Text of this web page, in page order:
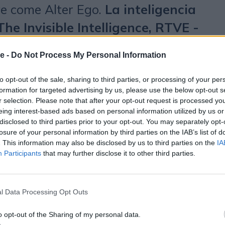
- Do Not Process My Personal Information
opt-out of the sale, sharing to third parties, or processing of your
for targeted advertising by us, please use the below opt-out
selection. Please note that after your opt-out request is processed
interest-based ads based on personal information utilized by us
to third parties prior to your opt-out. You may separately
of your personal information by third parties on the IAB’s list of
This information may also be disclosed by us to third parties on the
Participants that may further disclose it to other third parties.
Data Processing Opt Outs
opt-out of the Sharing of my personal data.
come Alter Ego. La inteligencia
Invisible Intelligence, RTVE -
e sulle nostre vite nei
See Lam – konstnären och den
See Lam - The Artist and the
in cui una giovane artista
di famiglia, destinato alla
un nuovo ambiente ibrido
virtuale. Il discorso prosegue
come Fortune (ARTE
fa uso della realtà aumentata